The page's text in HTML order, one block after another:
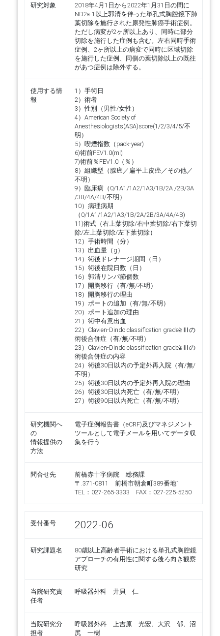
研究対象
2018年4月1日から2022年1月31日の間に
ND2a-1以上郭清を伴った単孔式胸腔鏡下肺
葉切除を施行された原発性肺癌手術症例。
ただし病変が2ヶ所以上あり、同時に部分
切除を施行した症例も含む。左右同時手術
症例、2ヶ所以上の病変で同時に区域切除
を施行した症例、同側の葉切除以上の既往
があつ症例は除外する。
使用する情
報
1）手術日
2）術者
3）性別（男性/女性）
4）American Society of
Anesthesiologists(ASA)score(1/2/3/4/5/不
明）
5）喫煙指数（pack-year)
6)術前FEV1.0(ml)
7)術前％FEV1.0（％）
8）組織型（腺癌／扁平上皮癌／その他／
不明）
9）臨床病（0/1A1/1A2/1A3/1B/2A /2B/3A
/3B/4A/4B/不明）
10）病理病期
（0/1A1/1A2/1A3/1B/2A/2B/3A/4A/4B)
11)術式（右上葉切除/右中葉切除/右下葉切
除/左上葉切除/左下葉切除）
12）手術時間（分）
13）出血量（g）
14）術後ドレナージ期間（日）
15）術後在院日数（日）
16）郭清リンパ節個数
17）開胸移行（有/無/不明）
18）開胸移行の理由
19）ポートの追加（有/無/不明）
20）ポート追加の理由
21）術中有意出血
22）Clavien-Dindo classification grade≧Ⅲの
術後合併症（有/無/不明）
23）Clavien-Dindo classification grade≧Ⅲの
術後合併症の内容
24）術後30日以内の予定外再入院（有/無/
不明）
25）術後30日以内の予定外再入院の理由
26）術後30日以内死亡（有/無/不明）
27）術後90日以内死亡（有/無/不明）
研究機関へ
の
情報提供の
方法
電子症例報告書（eCRF)及びマネジメント
ツールとして電子メールを用いてデータ収
集を行う
問合せ先
前橋赤十字病院 総務課
〒.371-0811 前橋市朝倉町389番地1
TEL：027-265-3333 FAX：027-225-5250
受付番号 2022-06
研究課題名
80歳以上高齢者手術における単孔式胸腔鏡
アプローチの有用性に関する後ろ向き観察
研究
当院研究責
任者
呼吸器外科 井貝 仁
当院研究分
担者
呼吸器外科 上吉原 光宏、大沢 郁、沼
尻 一樹